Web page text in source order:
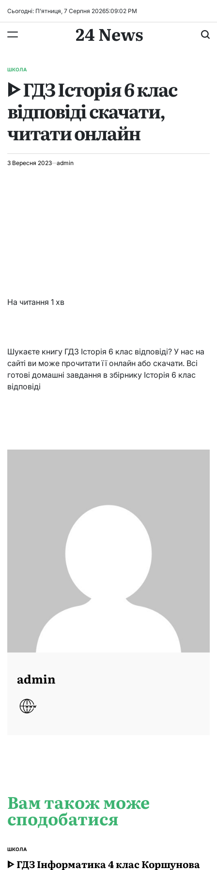
Сьогодні: П’ятниця, 7 Серпня 20265:09:02 PM
24 News
ОПУБЛІКУВАТИ
ШКОЛА
ᐈ ГДЗ Історія 6 клас
відповіді скачати,
читати онлайн
3 Вересня 2023 admin
На читання 1 хв
Шукаєте книгу ГДЗ Історія 6 клас відповіді? У нас на
сайті ви може прочитати її онлайн або скачати. Всі
готові домашні завдання в збірнику Історія 6 клас
відповіді
admin
Вам також може
сподобатися
ОПУБЛІКУВАТИ
У
ШКОЛА
ᐈ ГДЗ Інформатика 4 клас Коршунова